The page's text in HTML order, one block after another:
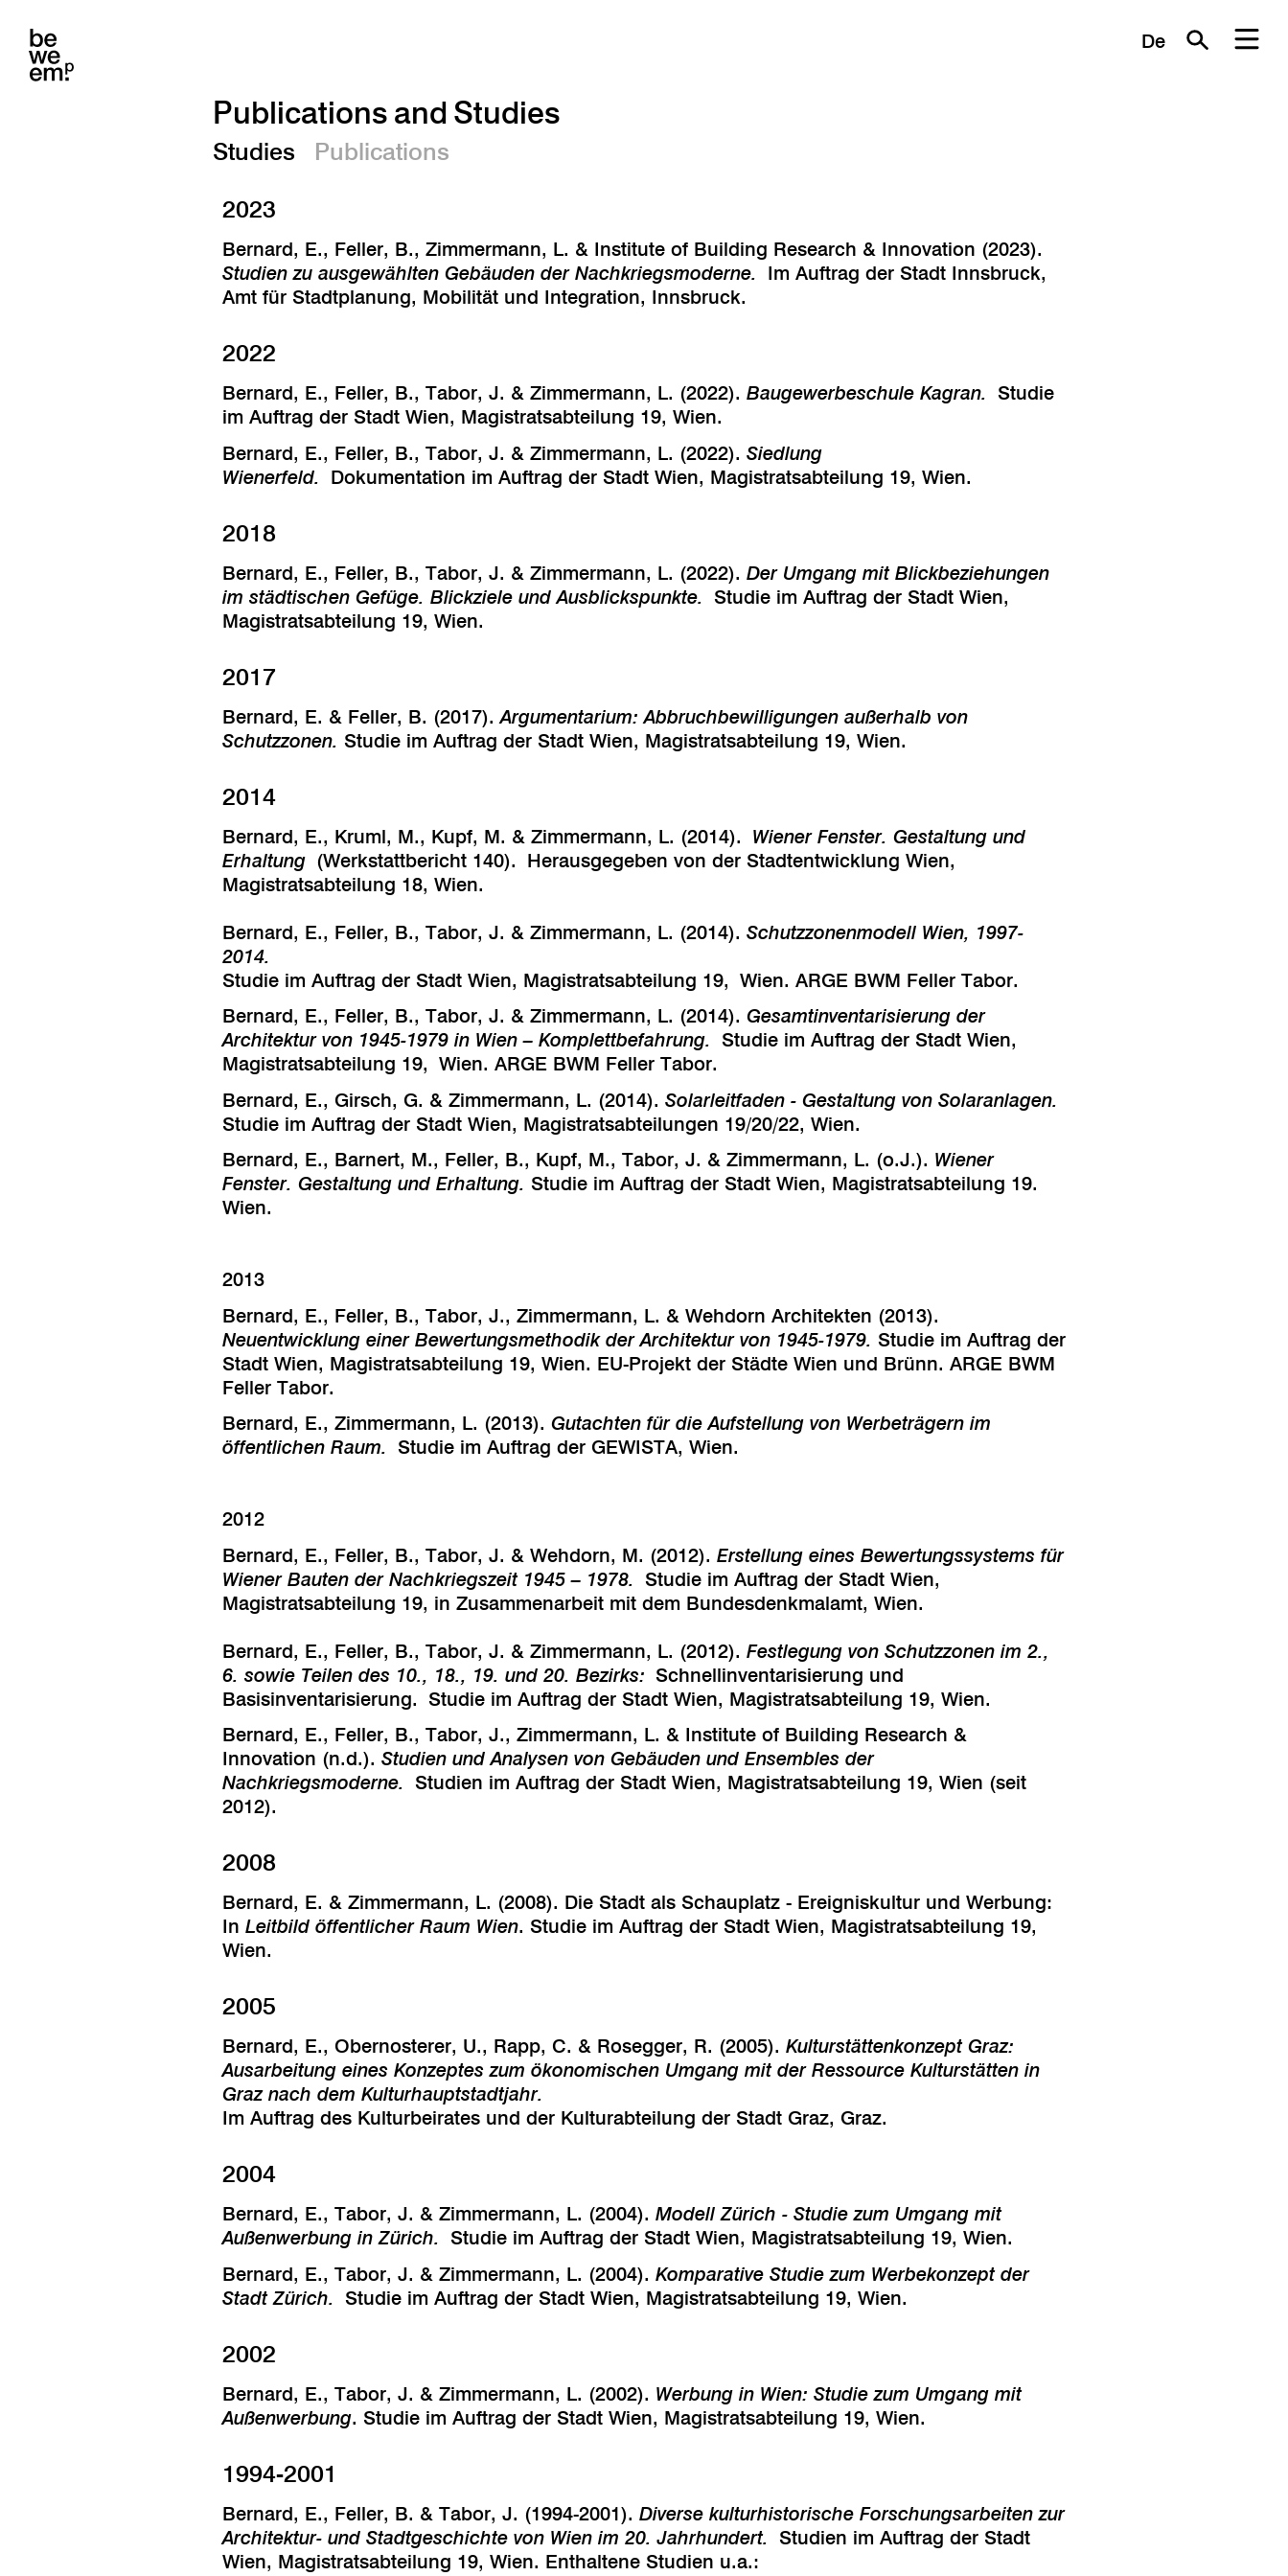
De
Publications and Studies
Studies
Publications
2023
Bernard, E., Feller, B., Zimmermann, L. & Institute of Building Research & Innovation (2023).
Studien zu ausgewählten Gebäuden der Nachkriegsmoderne. Im Auftrag der Stadt Innsbruck,
Amt für Stadtplanung, Mobilität und Integration, Innsbruck.
2022
Bernard, E., Feller, B., Tabor, J. & Zimmermann, L. (2022). Baugewerbeschule Kagran. Studie
im Auftrag der Stadt Wien, Magistratsabteilung 19, Wien.
Bernard, E., Feller, B., Tabor, J. & Zimmermann, L. (2022). Siedlung
Wienerfeld. Dokumentation im Auftrag der Stadt Wien, Magistratsabteilung 19, Wien.
2018
Bernard, E., Feller, B., Tabor, J. & Zimmermann, L. (2022). Der Umgang mit Blickbeziehungen
im städtischen Gefüge. Blickziele und Ausblickspunkte. Studie im Auftrag der Stadt Wien,
Magistratsabteilung 19, Wien.
2017
Bernard, E. & Feller, B. (2017).Argumentarium: Abbruchbewilligungen außerhalb von
Schutzzonen. Studie im Auftrag der Stadt Wien, Magistratsabteilung 19, Wien.
2014
Bernard, E., Kruml, M., Kupf, M. & Zimmermann, L. (2014). Wiener Fenster. Gestaltung und
Erhaltung (Werkstattbericht 140). Herausgegeben von der Stadtentwicklung Wien,
Magistratsabteilung 18, Wien.
Bernard, E., Feller, B., Tabor, J. & Zimmermann, L. (2014). Schutzzonenmodell Wien, 1997-
2014.
Studie im Auftrag der Stadt Wien, Magistratsabteilung 19, Wien. ARGE BWM Feller Tabor.
Bernard, E., Feller, B., Tabor, J. & Zimmermann, L. (2014). Gesamtinventarisierung der
Architektur von 1945-1979 in Wien – Komplettbefahrung. Studie im Auftrag der Stadt Wien,
Magistratsabteilung 19, Wien. ARGE BWM Feller Tabor.
Bernard, E., Girsch, G. & Zimmermann, L. (2014). Solarleitfaden - Gestaltung von Solaranlagen.
Studie im Auftrag der Stadt Wien, Magistratsabteilungen 19/20/22, Wien.
Bernard, E., Barnert, M., Feller, B., Kupf, M., Tabor, J. & Zimmermann, L. (o.J.). Wiener
Fenster. Gestaltung und Erhaltung. Studie im Auftrag der Stadt Wien, Magistratsabteilung 19.
Wien.
2013
Bernard, E., Feller, B., Tabor, J., Zimmermann, L. & Wehdorn Architekten (2013).
Neuentwicklung einer Bewertungsmethodik der Architektur von 1945-1979. Studie im Auftrag der
Stadt Wien, Magistratsabteilung 19, Wien. EU-Projekt der Städte Wien und Brünn. ARGE BWM
Feller Tabor.
Bernard, E., Zimmermann, L. (2013). Gutachten für die Aufstellung von Werbeträgern im
öffentlichen Raum. Studie im Auftrag der GEWISTA, Wien.
2012
Bernard, E., Feller, B., Tabor, J. & Wehdorn, M. (2012). Erstellung eines Bewertungssystems für
Wiener Bauten der Nachkriegszeit 1945 – 1978. Studie im Auftrag der Stadt Wien,
Magistratsabteilung 19, in Zusammenarbeit mit dem Bundesdenkmalamt, Wien.
Bernard, E., Feller, B., Tabor, J. & Zimmermann, L. (2012). Festlegung von Schutzzonen im 2.,
6. sowie Teilen des 10., 18., 19. und 20. Bezirks: Schnellinventarisierung und
Basisinventarisierung. Studie im Auftrag der Stadt Wien, Magistratsabteilung 19, Wien.
Bernard, E., Feller, B., Tabor, J., Zimmermann, L. & Institute of Building Research &
Innovation (n.d.). Studien und Analysen von Gebäuden und Ensembles der
Nachkriegsmoderne. Studien im Auftrag der Stadt Wien, Magistratsabteilung 19, Wien (seit
2012).
2008
Bernard, E. & Zimmermann, L. (2008). Die Stadt als Schauplatz - Ereigniskultur und Werbung:
In Leitbild öffentlicher Raum Wien. Studie im Auftrag der Stadt Wien, Magistratsabteilung 19,
Wien.
2005
Bernard, E., Obernosterer, U., Rapp, C. & Rosegger, R. (2005). Kulturstättenkonzept Graz:
Ausarbeitung eines Konzeptes zum ökonomischen Umgang mit der Ressource Kulturstätten in
Graz nach dem Kulturhauptstadtjahr.
Im Auftrag des Kulturbeirates und der Kulturabteilung der Stadt Graz, Graz.
2004
Bernard, E., Tabor, J. & Zimmermann, L. (2004). Modell Zürich - Studie zum Umgang mit
Außenwerbung in Zürich. Studie im Auftrag der Stadt Wien, Magistratsabteilung 19, Wien.
Bernard, E., Tabor, J. & Zimmermann, L. (2004). Komparative Studie zum Werbekonzept der
Stadt Zürich. Studie im Auftrag der Stadt Wien, Magistratsabteilung 19, Wien.
2002
Bernard, E., Tabor, J. & Zimmermann, L. (2002). Werbung in Wien: Studie zum Umgang mit
Außenwerbung. Studie im Auftrag der Stadt Wien, Magistratsabteilung 19, Wien.
1994-2001
Bernard, E., Feller, B. & Tabor, J. (1994-2001). Diverse kulturhistorische Forschungsarbeiten zur
Architektur- und Stadtgeschichte von Wien im 20. Jahrhundert. Studien im Auftrag der Stadt
Wien, Magistratsabteilung 19, Wien. Enthaltene Studien u.a.: